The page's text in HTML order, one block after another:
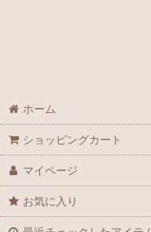
ホーム
ショッピングカート
マイページ
お気に入り